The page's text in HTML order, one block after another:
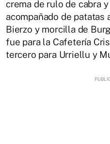
crema de rulo de cabra
acompañado de patatas
Bierzo y morcilla de
fue para la Cafetería
tercero para Urriellu y